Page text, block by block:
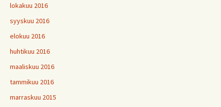
lokakuu 2016
syyskuu 2016
elokuu 2016
huhtikuu 2016
maaliskuu 2016
tammikuu 2016
marraskuu 2015